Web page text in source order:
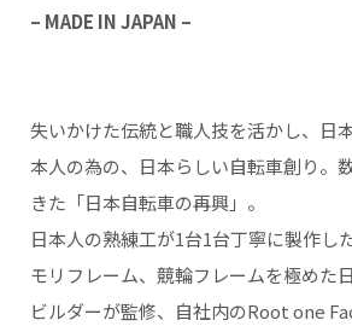
– MADE IN JAPAN –
失いかけた伝統と職人技を活かし、日
本人の為の、日本らしい自転車創り。
きた「日本自転車の再興」。
日本人の熟練工が1台1台丁寧に製作し
モリフレーム、競輪フレームを極めた
ビルダーが監修、自社内のRoot one